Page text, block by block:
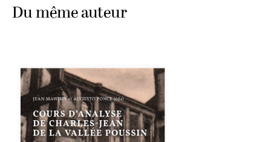
Du même auteur